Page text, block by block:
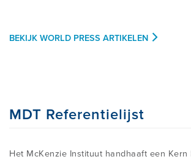
BEKIJK WORLD PRESS ARTIKELEN
MDT Referentielijst
Het McKenzie Instituut handhaaft een Kern